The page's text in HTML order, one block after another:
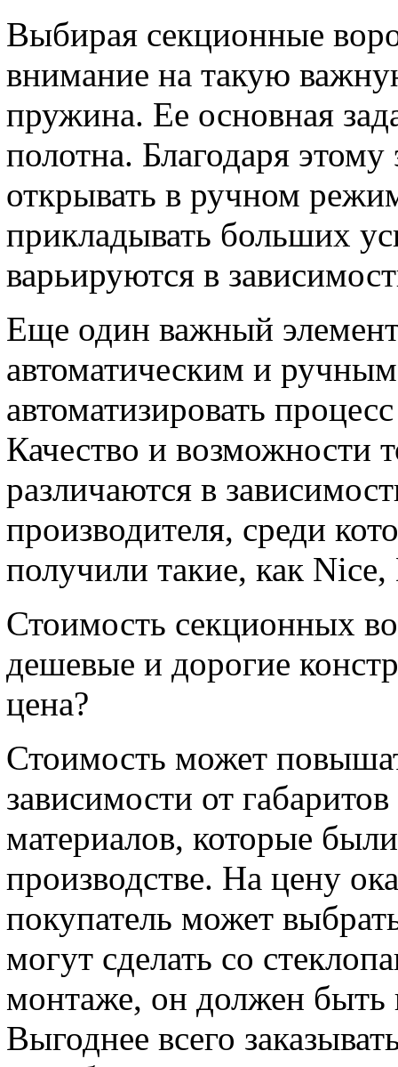
Выбирая секционные
внимание на такую
пружина. Ее основная
полотна. Благодаря
открывать в ручном
прикладывать больших
варьируются в
Еще один важный
автоматическим и
автоматизировать
Качество и возможности
различаются в
производителя, среди
получили такие, как
Стоимость секционных
дешевые и дорогие
цена?
Стоимость может
зависимости от
материалов, которые
производстве. На цену
покупатель может
могут сделать со
монтаже, он должен
Выгоднее всего